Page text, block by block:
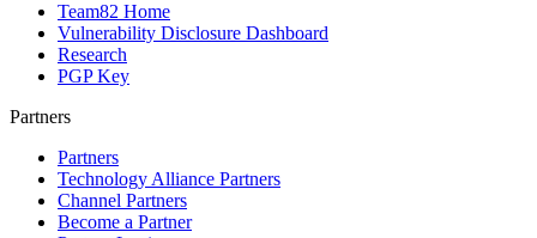
Team82 Home
Vulnerability Disclosure Dashboard
Research
PGP Key
Partners
Partners
Technology Alliance Partners
Channel Partners
Become a Partner